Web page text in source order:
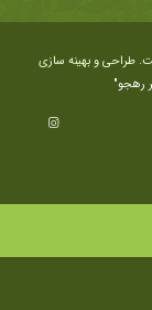
طراحی و بهینه سازی
رهجو"